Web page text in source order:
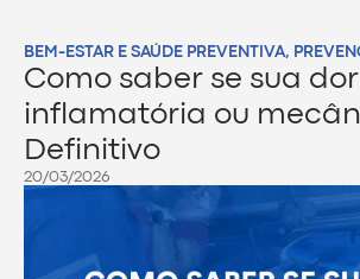
BEM-ESTAR E SAÚDE PREVENTIVA,
Como saber se sua
inflamatória ou
Definitivo
20/03/2026